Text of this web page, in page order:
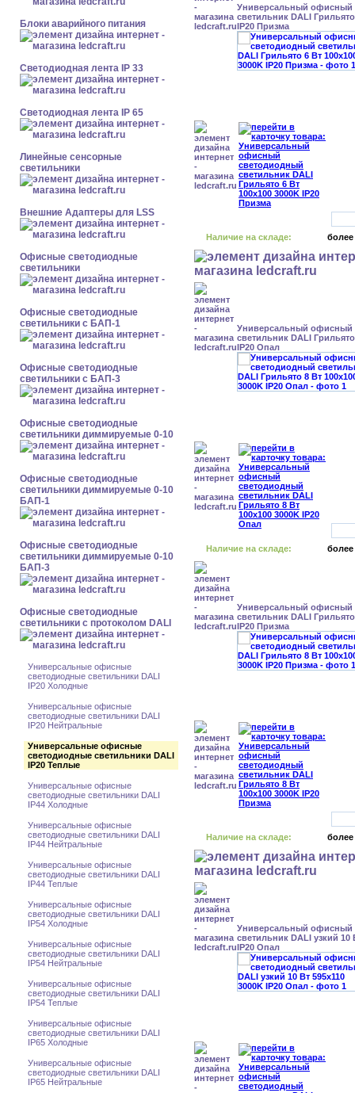
Блоки аварийного питания
Светодиодная лента IP 33
Светодиодная лента IP 65
Линейные сенсорные
светильники
Внешние Адаптеры для LSS
Офисные светодиодные
светильники
Офисные светодиодные
светильники с БАП-1
Офисные светодиодные
светильники с БАП-3
Офисные светодиодные
светильники диммируемые 0-10
Офисные светодиодные
светильники диммируемые 0-10
БАП-1
Офисные светодиодные
светильники диммируемые 0-10
БАП-3
Офисные светодиодные
светильники с протоколом DALI
Универсальные офисные
светодиодные светильники DALI
IP20 Холодные
Универсальные офисные
светодиодные светильники DALI
IP20 Нейтральные
Универсальные офисные
светодиодные светильники DALI
IP20 Теплые
Универсальные офисные
светодиодные светильники DALI
IP44 Холодные
Универсальные офисные
светодиодные светильники DALI
IP44 Нейтральные
Универсальные офисные
светодиодные светильники DALI
IP44 Теплые
Универсальные офисные
светодиодные светильники DALI
IP54 Холодные
Универсальные офисные
светодиодные светильники DALI
IP54 Нейтральные
Универсальные офисные
светодиодные светильники DALI
IP54 Теплые
Универсальные офисные
светодиодные светильники DALI
IP65 Холодные
Универсальные офисные
светодиодные светильники DALI
IP65 Нейтральные
Универсальный офисный
светильник DALI
IP20 Призма
Наличие на складе: более
Универсальный офисный
светильник DALI
IP20 Опал
Наличие на складе: более
Универсальный офисный
светильник DALI
IP20 Призма
Наличие на складе: более
Универсальный офисный
светильник DALI узкий 10
IP20 Опал